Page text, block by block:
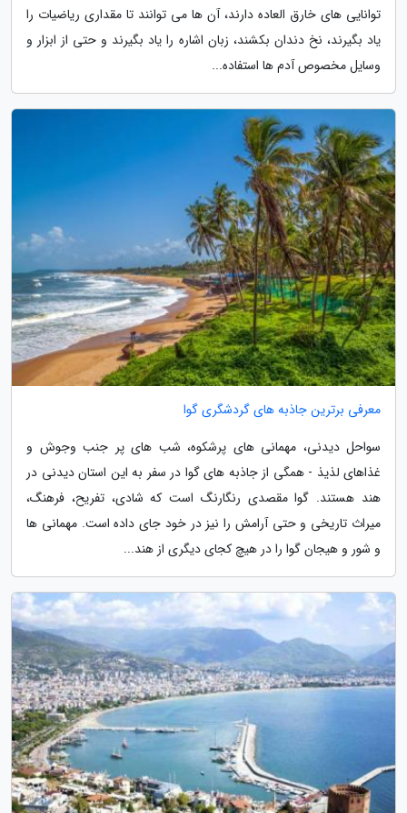
توانایی های خارق العاده دارند، آن ها می توانند تا مقداری ریاضیات را
یاد بگیرند، نخ دندان بکشند، زبان اشاره را یاد بگیرند و حتی از ابزار و
وسایل مخصوص آدم ها استفاده...
معرفی برترین جاذبه های گردشگری گوا
سواحل دیدنی، مهمانی های پرشکوه، شب های پر جنب وجوش و
غذاهای لذیذ - همگی از جاذبه های گوا در سفر به این استان دیدنی در
هند هستند. گوا مقصدی رنگارنگ است که شادی، تفریح، فرهنگ،
میراث تاریخی و حتی آرامش را نیز در خود جای داده است. مهمانی ها
و شور و هیجان گوا را در هیچ کجای دیگری از هند...